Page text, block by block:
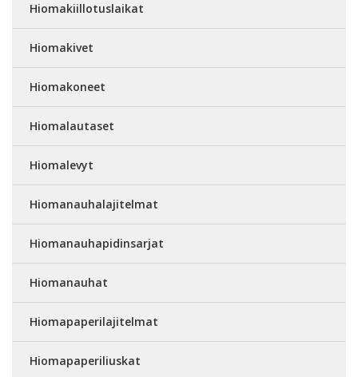
Hiomakiillotuslaikat
Hiomakivet
Hiomakoneet
Hiomalautaset
Hiomalevyt
Hiomanauhalajitelmat
Hiomanauhapidinsarjat
Hiomanauhat
Hiomapaperilajitelmat
Hiomapaperiliuskat